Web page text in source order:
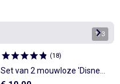
1/3
(18)
Set van 2 mouwloze 'Disney'